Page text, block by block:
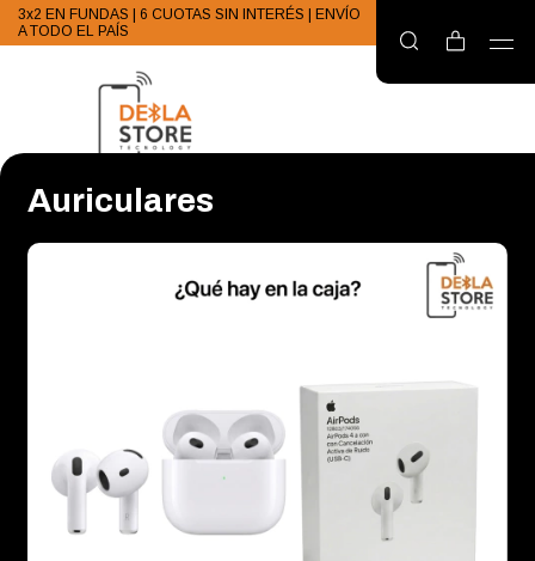
3x2 EN FUNDAS | 6 CUOTAS SIN INTERÉS | ENVÍO
A TODO EL PAÍS
Auriculares